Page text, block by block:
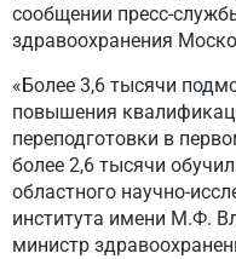
сообщении пресс-
здравоохранения
«Более 3,6 тысячи
повышения
переподготовки в
более 2,6 тысячи
областного научно-
института имени М.Ф.
министр